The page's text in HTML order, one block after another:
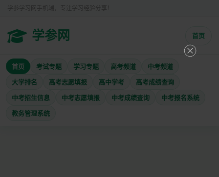
学参网 首页
首页 考试专题 学习专题 高考频道 中考频道
大学排名 高考志愿填报 高中学考 高考成绩查询
中考招生信息 中考志愿填报 中考成绩查询 中考报名系统
教务管理系统